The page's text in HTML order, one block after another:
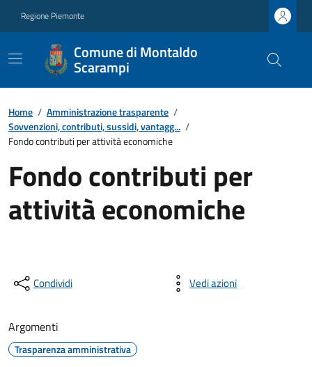
Regione Piemonte
Comune di Montaldo
Scarampi
Home / Amministrazione trasparente /
Sovvenzioni, contributi, sussidi, vantagg... /
Fondo contributi per attività economiche
Fondo contributi per
attività economiche
Condividi Vedi azioni
Argomenti
Trasparenza amministrativa